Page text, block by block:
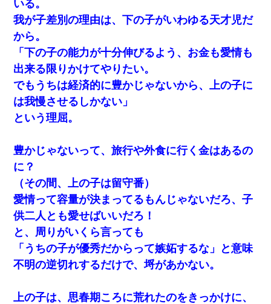
いる。
我が子差別の理由は、下の子がいわゆる天才児だ
から。
「下の子の能力が十分伸びるよう、お金も愛情も
出来る限りかけてやりたい。
でもうちは経済的に豊かじゃないから、上の子に
は我慢させるしかない」
という理屈。
豊かじゃないって、旅行や外食に行く金はあるの
に？
（その間、上の子は留守番）
愛情って容量が決まってるもんじゃないだろ、子
供二人とも愛せばいいだろ！
と、周りがいくら言っても
「うちの子が優秀だからって嫉妬するな」と意味
不明の逆切れするだけで、埒があかない。
上の子は、思春期ころに荒れたのをきっかけに、